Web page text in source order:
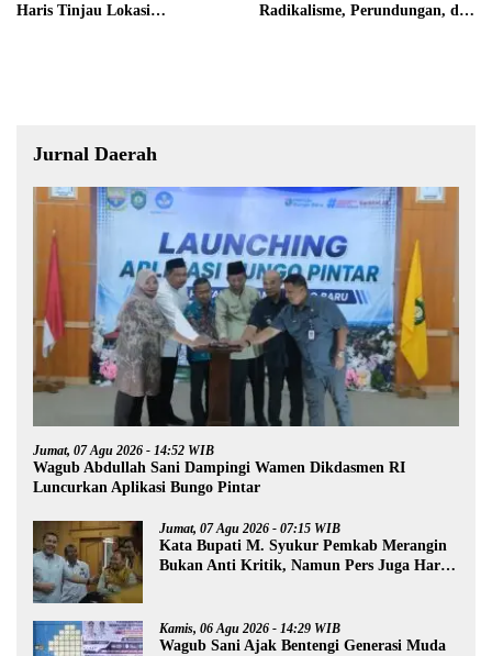
Haris Tinjau Lokasi
Radikalisme, Perundungan, dan
Jurnal Daerah
Jumat, 07 Agu 2026 - 14:52 WIB
Wagub Abdullah Sani Dampingi Wamen Dikdasmen RI
Luncurkan Aplikasi Bungo Pintar
Jumat, 07 Agu 2026 - 07:15 WIB
Kata Bupati M. Syukur Pemkab Merangin
Bukan Anti Kritik, Namun Pers Juga Harus
Kamis, 06 Agu 2026 - 14:29 WIB
Wagub Sani Ajak Bentengi Generasi Muda